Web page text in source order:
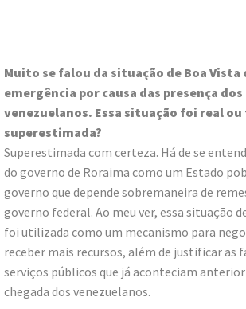
Muito se falou da situação de Boa Vista
emergência por causa das presença dos
venezuelanos. Essa situação foi real ou
superestimada?
Superestimada com certeza. Há de se
do governo de Roraima como um Estado
governo que depende sobremaneira de
governo federal. Ao meu ver, essa situação
foi utilizada como um mecanismo para
receber mais recursos, além de justificar as
serviços públicos que já aconteciam
chegada dos venezuelanos.